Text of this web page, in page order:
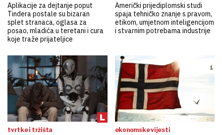
Aplikacije za dejtanje poput
Tindera postale su bizaran
splet stranaca, oglasa za
posao, mladića u teretani i cura
koje traže prijateljice
Američki prijediplomski studi
spaja tehničko znanje s pravom,
etikom, umjetnom inteligencijom
i stvarnim potrebama industrije
tvrtke i tržišta ekonomske vijesti